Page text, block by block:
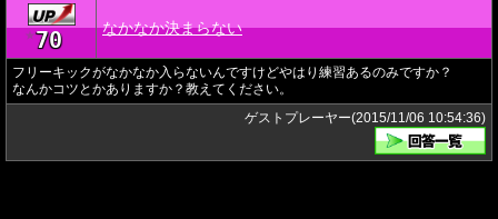
★70 なかなか決まらない
フリーキックがなかなか入らないんですけどやはり練習あるのみですか？
なんかコツとかありますか？教えてください。
ゲストプレーヤー(2015/11/06 10:54:36)